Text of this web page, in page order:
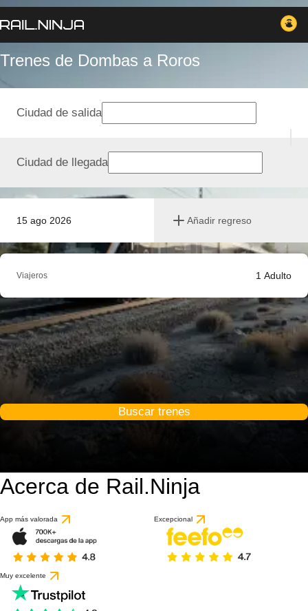
Trenes de Dombas a Roros
15 ago 2026 Añadir regreso
Ciudad de salida
Ciudad de llegada
Viajeros 1 Adulto
Buscar trenes
Acerca de Rail.Ninja
App más valorada Excepcional
Muy excelente